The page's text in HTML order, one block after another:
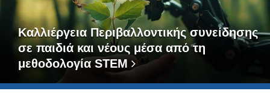
Καλλιέργεια Περιβαλλοντικής συνείδησης
σε παιδιά και νέους μέσα από τη
μεθοδολογία STEM